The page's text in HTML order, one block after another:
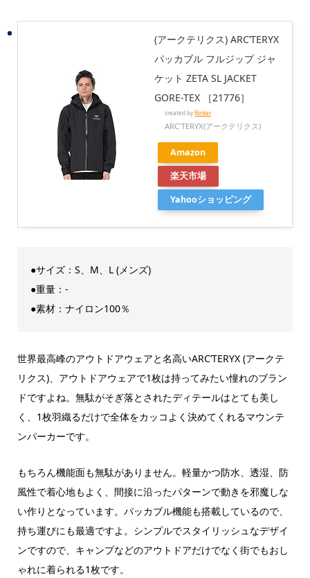
(アークテリクス) ARC’TERYX
パッカブル フルジップ ジャ
ケット ZETA SL JACKET
GORE-TEX ［21776］
created by Rinker
ARC'TERYX(アークテリクス)
Amazon
楽天市場
Yahooショッピング
●サイズ：S、M、L (メンズ)
●重量：-
●素材：ナイロン100％
世界最高峰のアウトドアウェアと名高いARC’TERYX (アークテ
リクス)、アウトドアウェアで1枚は持ってみたい憧れのブラン
ドですよね。無駄がそぎ落とされたディテールはとても美し
く、1枚羽織るだけで全体をカッコよく決めてくれるマウンテ
ンパーカーです。
もちろん機能面も無駄がありません。軽量かつ防水、透湿、防
風性で着心地もよく、間接に沿ったパターンで動きを邪魔しな
い作りとなっています。パッカブル機能も搭載しているので、
持ち運びにも最適ですよ。シンプルでスタイリッシュなデザイ
ンですので、キャンプなどのアウトドアだけでなく街でもおし
ゃれに着られる1枚です。